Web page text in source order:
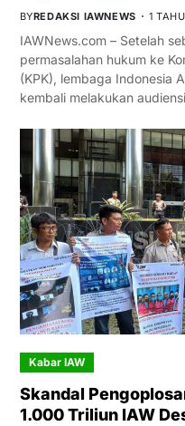
BYREDAKSI IAWNEWS 1
IAWNews.com – Setelah
permasalahan hukum ke
(KPK), lembaga Indonesia
kembali melakukan
Kabar IAW
Skandal
1.000 Triliun IAW